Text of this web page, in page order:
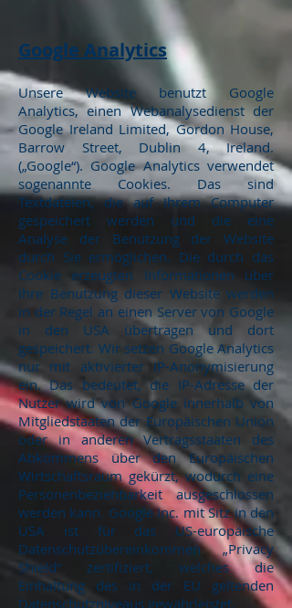
Google Analytics
Unsere Website benutzt Google
Analytics, einen Webanalysedienst der
Google Ireland Limited, Gordon House,
Barrow Street, Dublin 4, Ireland.
(„Google“). Google Analytics verwendet
sogenannte Cookies. Das sind
Textdateien, die auf Ihrem Computer
gespeichert werden und die eine
Analyse der Benutzung der Website
durch Sie ermöglichen. Die durch das
Cookie erzeugten Informationen über
Ihre Benutzung dieser Website werden
in der Regel an einen Server von Google
in den USA übertragen und dort
gespeichert. Wir setzen Google Analytics
nur mit aktivierter IP-Anonymisierung
ein. Das bedeutet, die IP-Adresse der
Nutzer wird von Google innerhalb von
Mitgliedstaaten der Europäischen Union
oder in anderen Vertragsstaaten des
Abkommens über den Europäischen
Wirtschaftsraum gekürzt, wodurch eine
Personenbeziehbarkeit ausgeschlossen
werden kann. Google Inc. mit Sitz in den
USA ist für das US-europäische
Datenschutzübereinkommen „Privacy
Shield“ zertifiziert, welches die
Einhaltung des in der EU geltenden
Datenschutzniveaus gewährleistet.